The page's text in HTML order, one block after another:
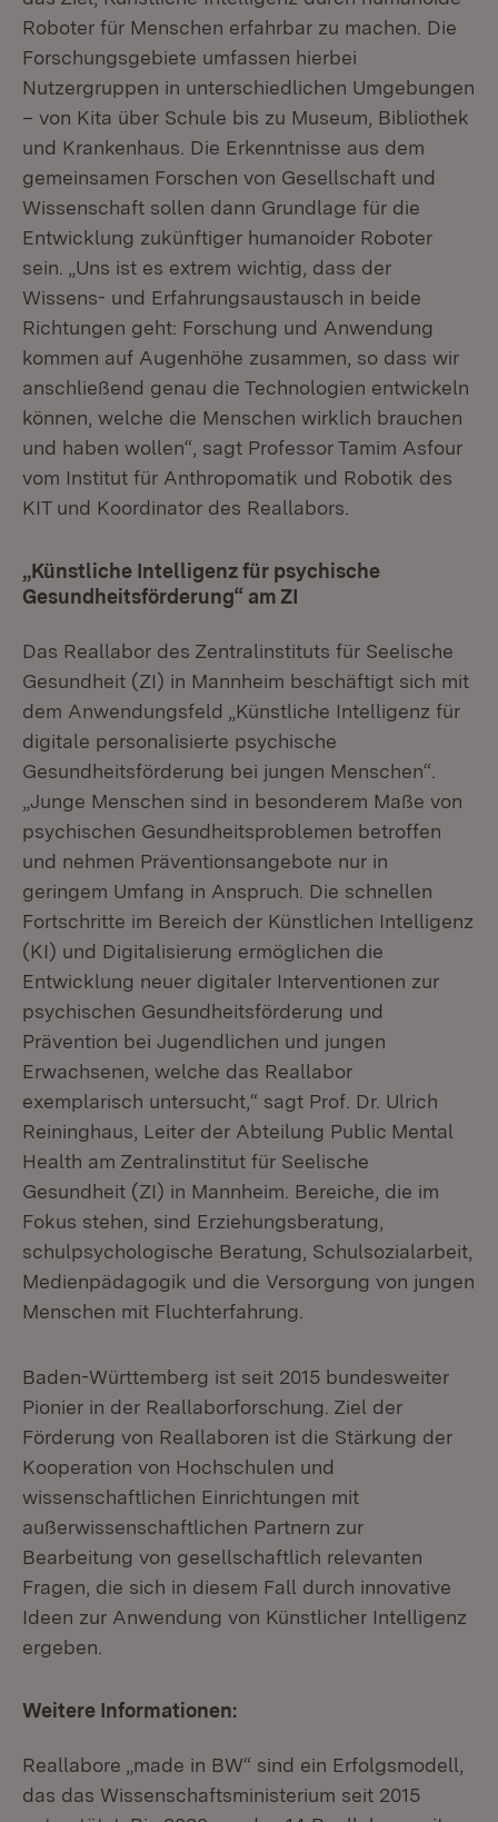
Roboter für Menschen erfahrbar zu machen. Die
Forschungsgebiete umfassen hierbei
Nutzergruppen in unterschiedlichen Umgebungen
– von Kita über Schule bis zu Museum, Bibliothek
und Krankenhaus. Die Erkenntnisse aus dem
gemeinsamen Forschen von Gesellschaft und
Wissenschaft sollen dann Grundlage für die
Entwicklung zukünftiger humanoider Roboter
sein. „Uns ist es extrem wichtig, dass der
Wissens- und Erfahrungsaustausch in beide
Richtungen geht: Forschung und Anwendung
kommen auf Augenhöhe zusammen, so dass wir
anschließend genau die Technologien entwickeln
können, welche die Menschen wirklich brauchen
und haben wollen“, sagt Professor Tamim Asfour
vom Institut für Anthropomatik und Robotik des
KIT und Koordinator des Reallabors.
„Künstliche Intelligenz für psychische
Gesundheitsförderung“ am ZI
Das Reallabor des Zentralinstituts für Seelische
Gesundheit (ZI) in Mannheim beschäftigt sich mit
dem Anwendungsfeld „Künstliche Intelligenz für
digitale personalisierte psychische
Gesundheitsförderung bei jungen Menschen“.
„Junge Menschen sind in besonderem Maße von
psychischen Gesundheitsproblemen betroffen
und nehmen Präventionsangebote nur in
geringem Umfang in Anspruch. Die schnellen
Fortschritte im Bereich der Künstlichen Intelligenz
(KI) und Digitalisierung ermöglichen die
Entwicklung neuer digitaler Interventionen zur
psychischen Gesundheitsförderung und
Prävention bei Jugendlichen und jungen
Erwachsenen, welche das Reallabor
exemplarisch untersucht,“ sagt Prof. Dr. Ulrich
Reininghaus, Leiter der Abteilung Public Mental
Health am Zentralinstitut für Seelische
Gesundheit (ZI) in Mannheim. Bereiche, die im
Fokus stehen, sind Erziehungsberatung,
schulpsychologische Beratung, Schulsozialarbeit,
Medienpädagogik und die Versorgung von jungen
Menschen mit Fluchterfahrung.
Baden-Württemberg ist seit 2015 bundesweiter
Pionier in der Reallaborforschung. Ziel der
Förderung von Reallaboren ist die Stärkung der
Kooperation von Hochschulen und
wissenschaftlichen Einrichtungen mit
außerwissenschaftlichen Partnern zur
Bearbeitung von gesellschaftlich relevanten
Fragen, die sich in diesem Fall durch innovative
Ideen zur Anwendung von Künstlicher Intelligenz
ergeben.
Weitere Informationen:
Reallabore „made in BW“ sind ein Erfolgsmodell,
das das Wissenschaftsministerium seit 2015